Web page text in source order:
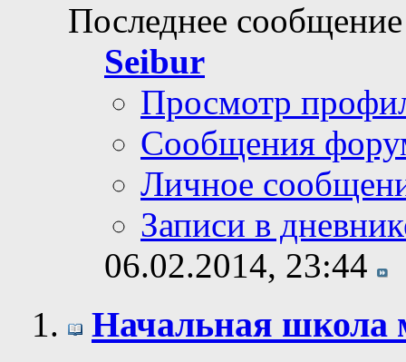
Последнее
Seibur
Просмотр
Сообщения
Личное
Записи в
06.02.2014, 23:44
Начальная школа